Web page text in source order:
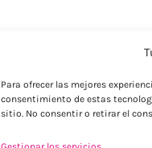
Para ofrecer las mejores
consentimiento de estas
sitio. No consentir o retirar el